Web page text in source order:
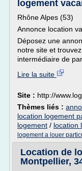
logement
Rhône Alpes (53)
Annonce location
Déposez une
notre site et
intermédiaire de
Lire la suite
Site : http://
Thèmes liés :
location logement
logement / location
logement a louer
Location de
Montpellier,